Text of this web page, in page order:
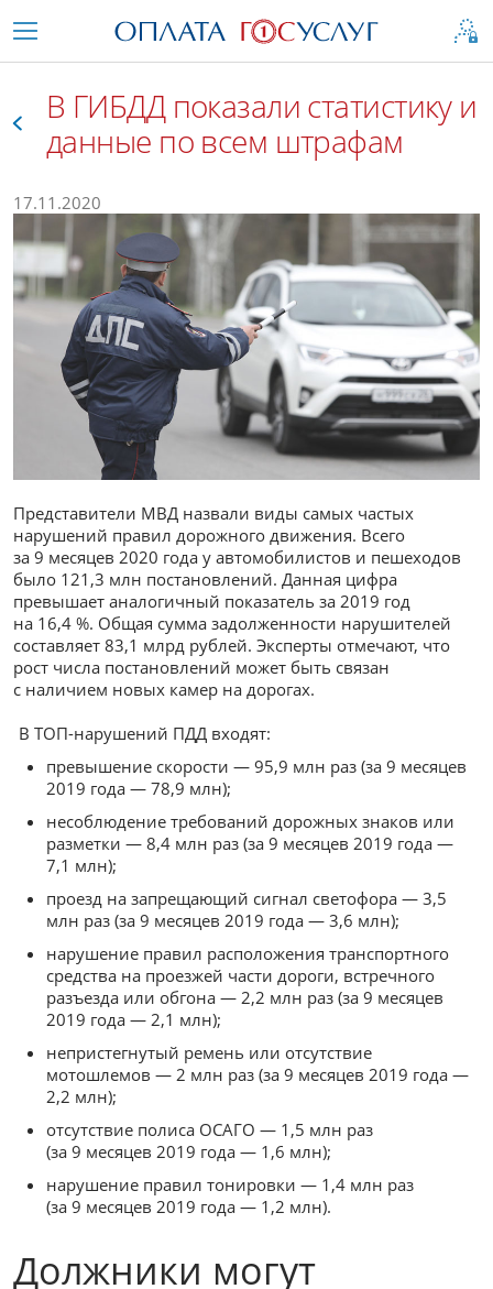
В ГИБДД показали статистику и
данные по всем штрафам
17.11.2020
Представители МВД назвали виды самых частых
нарушений правил дорожного движения. Всего
за 9 месяцев 2020 года у автомобилистов и пешеходов
было 121,3 млн постановлений. Данная цифра
превышает аналогичный показатель за 2019 год
на 16,4 %. Общая сумма задолженности нарушителей
составляет 83,1 млрд рублей. Эксперты отмечают, что
рост числа постановлений может быть связан
с наличием новых камер на дорогах.
В ТОП-нарушений ПДД входят:
превышение скорости — 95,9 млн раз (за 9 месяцев
2019 года — 78,9 млн);
несоблюдение требований дорожных знаков или
разметки — 8,4 млн раз (за 9 месяцев 2019 года —
7,1 млн);
проезд на запрещающий сигнал светофора — 3,5
млн раз (за 9 месяцев 2019 года — 3,6 млн);
нарушение правил расположения транспортного
средства на проезжей части дороги, встречного
разъезда или обгона — 2,2 млн раз (за 9 месяцев
2019 года — 2,1 млн);
непристегнутый ремень или отсутствие
мотошлемов — 2 млн раз (за 9 месяцев 2019 года —
2,2 млн);
отсутствие полиса ОСАГО — 1,5 млн раз
(за 9 месяцев 2019 года — 1,6 млн);
нарушение правил тонировки — 1,4 млн раз
(за 9 месяцев 2019 года — 1,2 млн).
Должники могут